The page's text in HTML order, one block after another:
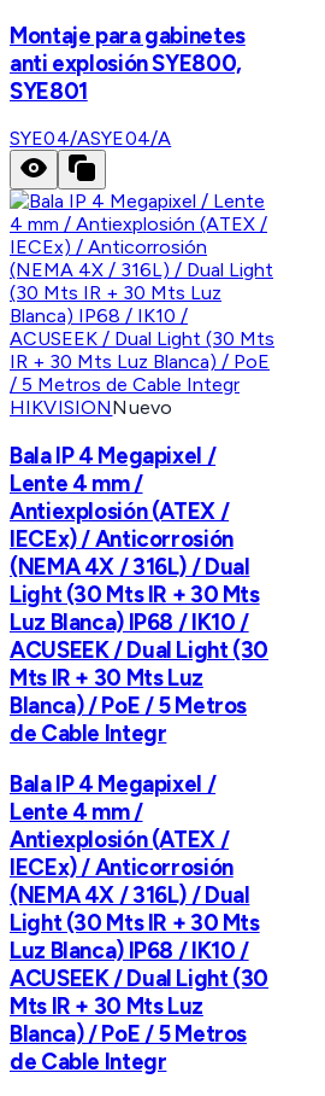
Montaje para gabinetes
anti explosión SYE800,
SYE801
SYE04/ASYE04/A
HIKVISIONNuevo
Bala IP 4 Megapixel /
Lente 4 mm /
Antiexplosión (ATEX /
IECEx) / Anticorrosión
(NEMA 4X / 316L) / Dual
Light (30 Mts IR + 30 Mts
Luz Blanca) IP68 / IK10 /
ACUSEEK / Dual Light (30
Mts IR + 30 Mts Luz
Blanca) / PoE / 5 Metros
de Cable Integr
Bala IP 4 Megapixel /
Lente 4 mm /
Antiexplosión (ATEX /
IECEx) / Anticorrosión
(NEMA 4X / 316L) / Dual
Light (30 Mts IR + 30 Mts
Luz Blanca) IP68 / IK10 /
ACUSEEK / Dual Light (30
Mts IR + 30 Mts Luz
Blanca) / PoE / 5 Metros
de Cable Integr